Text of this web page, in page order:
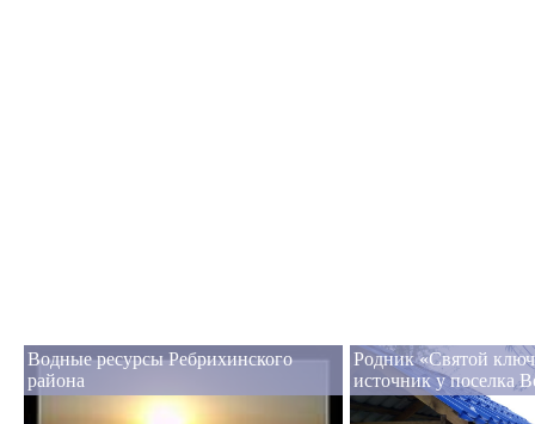
Водные ресурсы Ребрихинского
района
Родник «Святой
источник у поселка